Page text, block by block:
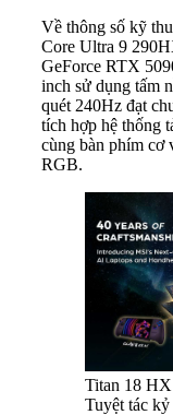
Về thông số kỹ
Core Ultra 9
GeForce RTX
inch sử dụng tấm
quét 240Hz đạt
tích hợp hệ thống
cùng bàn phím cơ
RGB.
Titan 18
Tuyệt tác